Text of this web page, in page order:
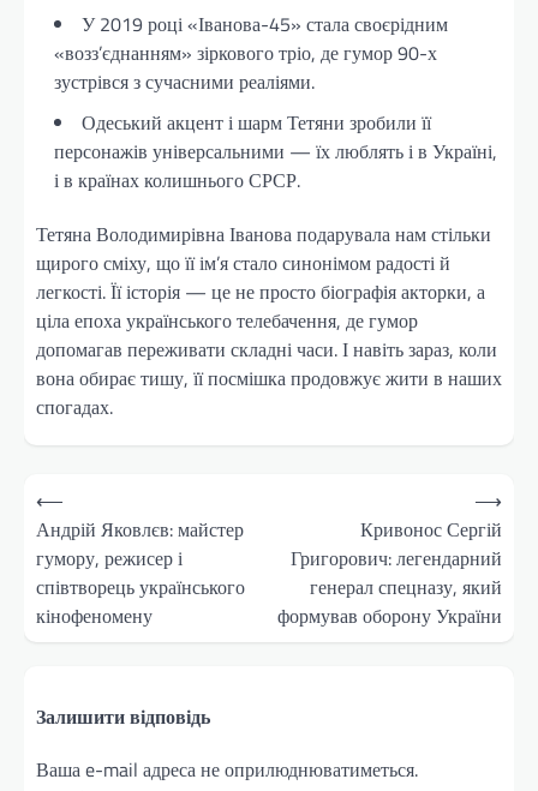
У 2019 році «Іванова-45» стала своєрідним
«возз’єднанням» зіркового тріо, де гумор 90-х
зустрівся з сучасними реаліями.
Одеський акцент і шарм Тетяни зробили її
персонажів універсальними — їх люблять і в Україні,
і в країнах колишнього СРСР.
Тетяна Володимирівна Іванова подарувала нам стільки
щирого сміху, що її ім’я стало синонімом радості й
легкості. Її історія — це не просто біографія акторки, а
ціла епоха українського телебачення, де гумор
допомагав переживати складні часи. І навіть зараз, коли
вона обирає тишу, її посмішка продовжує жити в наших
спогадах.
Навігація
записів
⟵
Андрій Яковлєв: майстер
гумору, режисер і
співтворець українського
кінофеномену
Кривонос Сергій
Григорович: легендарний
генерал спецназу, який
формував оборону України
⟶
Залишити відповідь
Ваша e-mail адреса не оприлюднюватиметься.